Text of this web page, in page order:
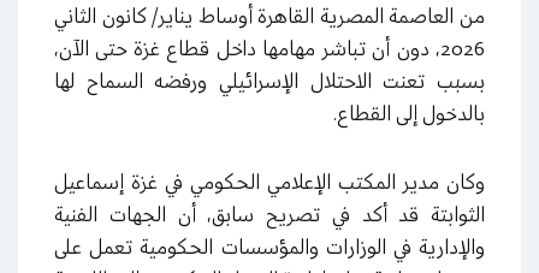
من العاصمة المصرية القاهرة أوساط يناير/ كانون الثاني
2026، دون أن تباشر مهامها داخل قطاع غزة حتى الآن،
بسبب تعنت الاحتلال الإسرائيلي ورفضه السماح لها
بالدخول إلى القطاع.
وكان مدير المكتب الإعلامي الحكومي في غزة إسماعيل
الثوابتة قد أكد في تصريح سابق، أن الجهات الفنية
والإدارية في الوزارات والمؤسسات الحكومية تعمل على